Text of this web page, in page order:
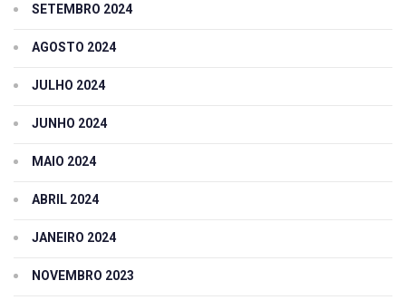
SETEMBRO 2024
AGOSTO 2024
JULHO 2024
JUNHO 2024
MAIO 2024
ABRIL 2024
JANEIRO 2024
NOVEMBRO 2023